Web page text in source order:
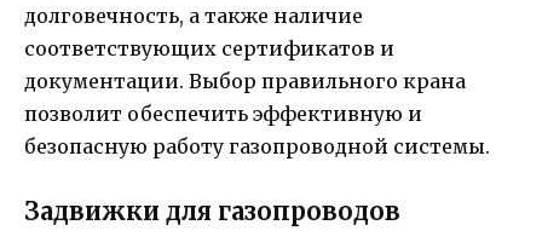
долговечность, а также наличие
соответствующих сертификатов и
документации. Выбор правильного крана
позволит обеспечить эффективную и
безопасную работу газопроводной системы.
Задвижки для газопроводов